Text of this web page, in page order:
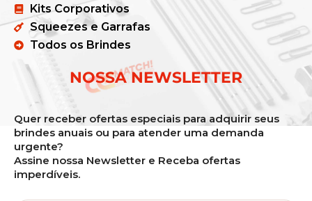
Kits Corporativos
Squeezes e Garrafas
Todos os Brindes
NOSSA NEWSLETTER
Quer receber ofertas especiais para adquirir seus
brindes anuais ou para atender uma demanda
urgente?
Assine nossa Newsletter e Receba ofertas
imperdíveis.